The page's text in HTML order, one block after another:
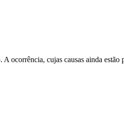
ocorrência, cujas causas ainda